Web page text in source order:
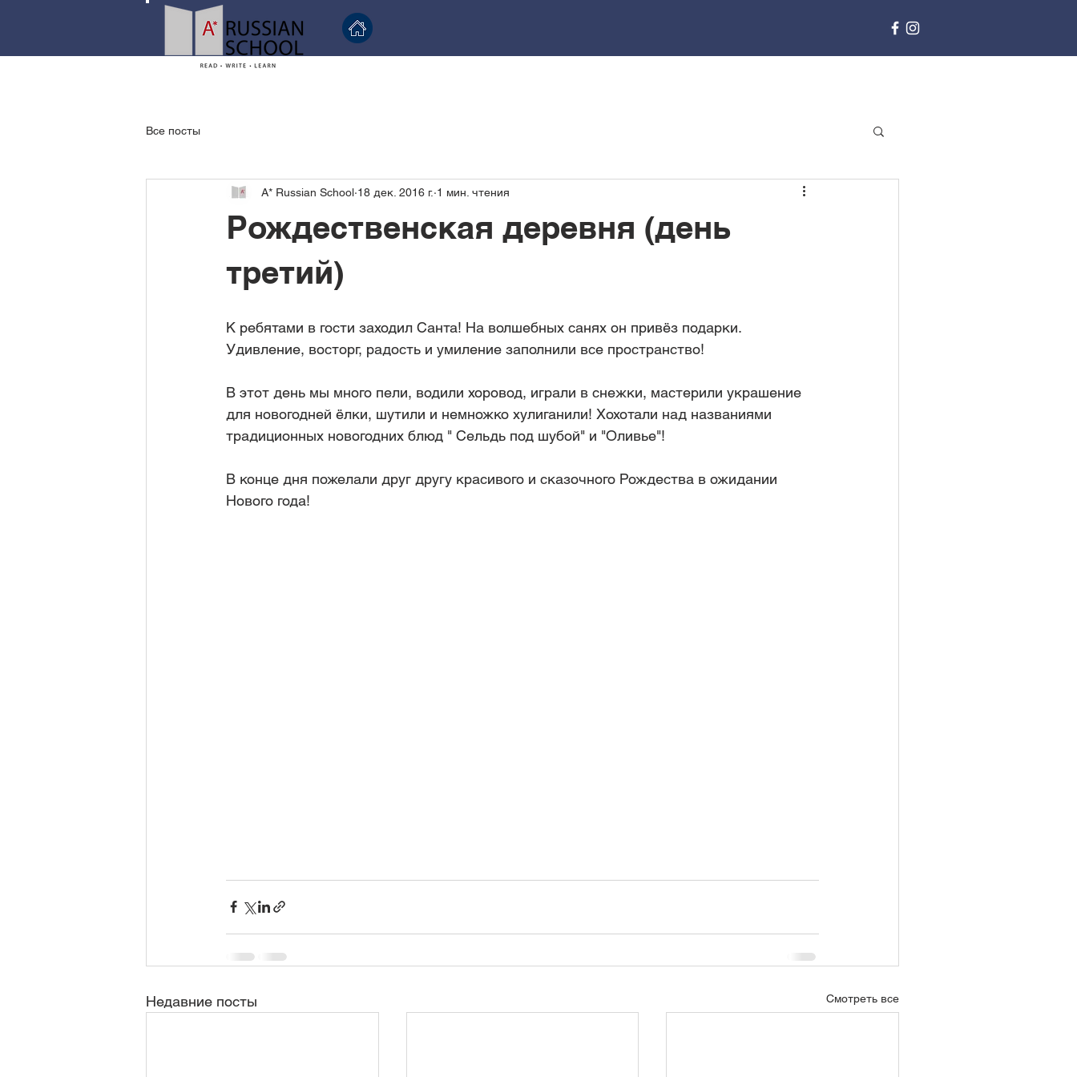
Все посты
Рождественская деревня (день
третий)
A* Russian School 18 дек. 2016 г. 1 мин. чтения
К ребятами в гости заходил Санта! На волшебных санях он привёз подарки.
Удивление, восторг, радость и умиление заполнили все пространство!
В этот день мы много пели, водили хоровод, играли в снежки, мастерили украшение
для новогодней ёлки, шутили и немножко хулиганили! Хохотали над названиями
традиционных новогодних блюд " Сельдь под шубой" и "Оливье"!
В конце дня пожелали друг другу красивого и сказочного Рождества в ожидании
Нового года!
Недавние посты Смотреть все